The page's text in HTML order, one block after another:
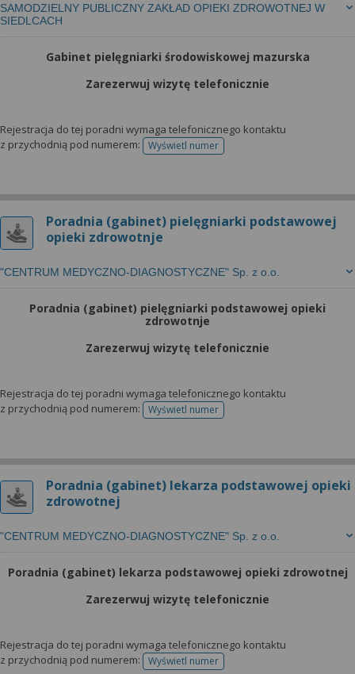
SAMODZIELNY PUBLICZNY ZAKŁAD OPIEKI ZDROWOTNEJ W
SIEDLCACH
Gabinet pielęgniarki środowiskowej mazurska
Zarezerwuj wizytę telefonicznie
Rejestracja do tej poradni wymaga telefonicznego kontaktu
z przychodnią pod numerem:
Wyświetl numertelefonu do rejestracji
Poradnia (gabinet) pielęgniarki podstawowej
opieki zdrowotnje
"CENTRUM MEDYCZNO-DIAGNOSTYCZNE" Sp. z o.o.
Poradnia (gabinet) pielęgniarki podstawowej opieki
zdrowotnje
Zarezerwuj wizytę telefonicznie
Rejestracja do tej poradni wymaga telefonicznego kontaktu
z przychodnią pod numerem:
Wyświetl numertelefonu do rejestracji
Poradnia (gabinet) lekarza podstawowej opieki
zdrowotnej
"CENTRUM MEDYCZNO-DIAGNOSTYCZNE" Sp. z o.o.
Poradnia (gabinet) lekarza podstawowej opieki zdrowotnej
Zarezerwuj wizytę telefonicznie
Rejestracja do tej poradni wymaga telefonicznego kontaktu
z przychodnią pod numerem:
Wyświetl numertelefonu do rejestracji